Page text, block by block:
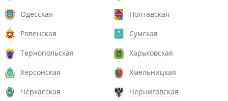
Одесская
Полтавская
Ровенская
Сумская
Тернопольская
Харьковская
Херсонская
Хмельницкая
Черкасская
Черниговская